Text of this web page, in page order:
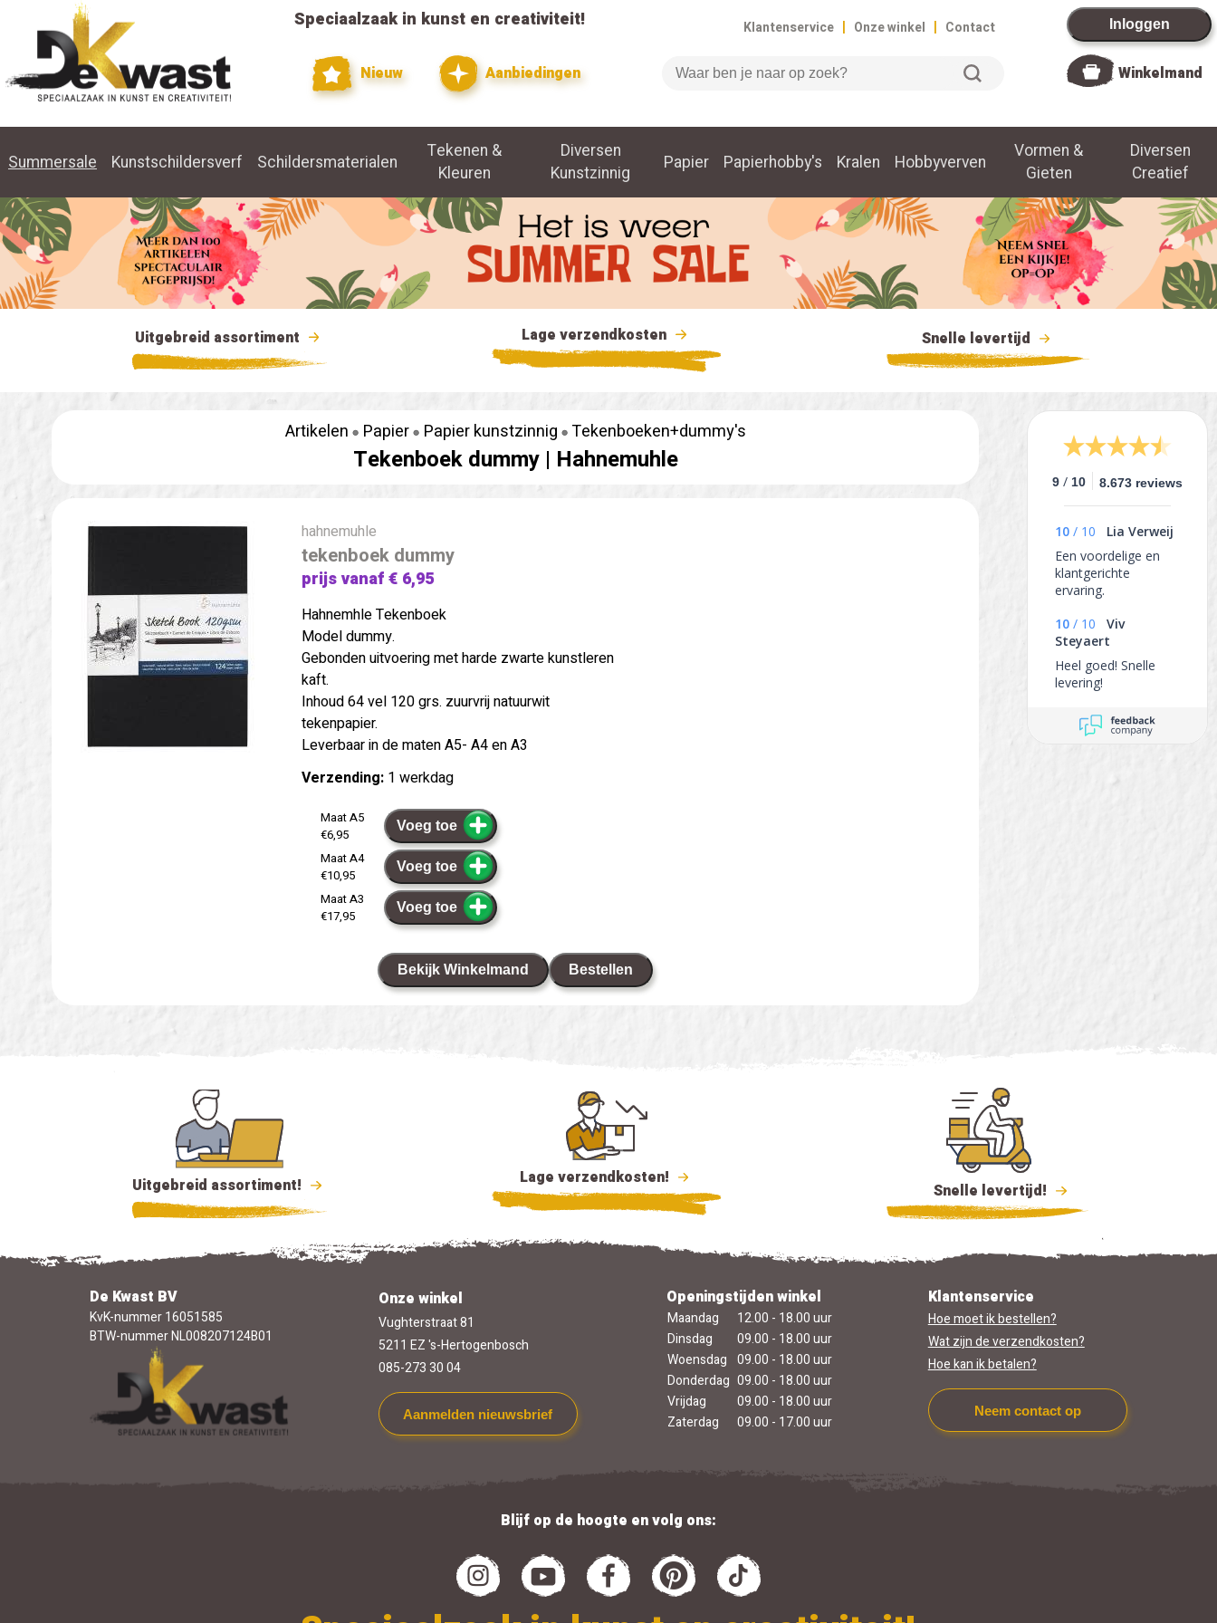
Speciaalzaak in kunst en creativiteit!
Nieuw Aanbiedingen
Klantenservice | Onze winkel | Contact
Zoeken
Inloggen
Winkelmand
Summersale Kunstschildersverf Schildersmaterialen
Tekenen &
Kleuren
Diversen
Kunstzinnig
Papier Papierhobby's Kralen Hobbyverven
Vormen &
Gieten
Diversen
Creatief
Uitgebreid assortiment Lage verzendkosten Snelle levertijd
9 / 10 8.673 reviews
10 / 10
Lia Verweij
Een voordelige en
klantgerichte
ervaring.
10 / 10
Viv
Steyaert
Heel goed! Snelle
levering!
Artikelen Papier Papier kunstzinnig Tekenboeken+dummy's
Tekenboek dummy | Hahnemuhle
hahnemuhle
tekenboek dummy
prijs vanaf € 6,95
Hahnemhle Tekenboek
Model dummy.
Gebonden uitvoering met harde zwarte kunstleren
kaft.
Inhoud 64 vel 120 grs. zuurvrij natuurwit
tekenpapier.
Leverbaar in de maten A5- A4 en A3
Verzending: 1 werkdag
Maat A5
€6,95
Voeg toe
Maat A4
€10,95
Voeg toe
Maat A3
€17,95
Voeg toe
Bekijk Winkelmand Bestellen
Uitgebreid assortiment! Lage verzendkosten!
Snelle levertijd!
De Kwast BV
KvK-nummer 16051585
BTW-nummer NL008207124B01
Onze winkel
Vughterstraat 81
5211 EZ 's-Hertogenbosch
085-273 30 04
Aanmelden nieuwsbrief
Openingstijden winkel
Maandag
12.00 - 18.00 uur
Dinsdag
09.00 - 18.00 uur
Woensdag 09.00 - 18.00 uur
Donderdag 09.00 - 18.00 uur
Vrijdag
09.00 - 18.00 uur
Zaterdag
09.00 - 17.00 uur
Klantenservice
Hoe moet ik bestellen?
Wat zijn de verzendkosten?
Hoe kan ik betalen?
Neem contact op
Blijf op de hoogte en volg ons: